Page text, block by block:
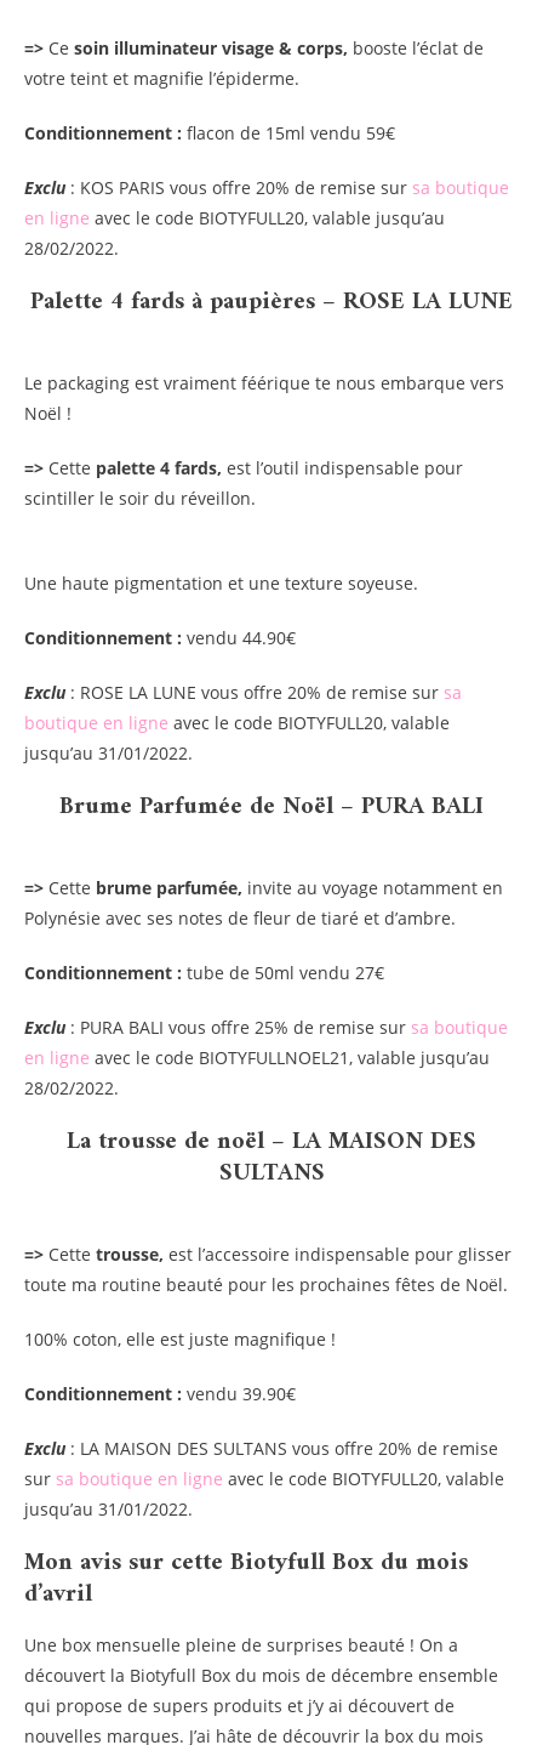
=> Ce soin illuminateur visage & corps, booste l’éclat de
votre teint et magnifie l’épiderme.
Conditionnement : flacon de 15ml vendu 59€
Exclu : KOS PARIS vous offre 20% de remise sur sa boutique
en ligne avec le code BIOTYFULL20, valable jusqu’au
28/02/2022.
Palette 4 fards à paupières – ROSE LA LUNE
Le packaging est vraiment féérique te nous embarque vers
Noël !
=> Cette palette 4 fards, est l’outil indispensable pour
scintiller le soir du réveillon.
Une haute pigmentation et une texture soyeuse.
Conditionnement : vendu 44.90€
Exclu : ROSE LA LUNE vous offre 20% de remise sur sa
boutique en ligne avec le code BIOTYFULL20, valable
jusqu’au 31/01/2022.
Brume Parfumée de Noël – PURA BALI
=> Cette brume parfumée, invite au voyage notamment en
Polynésie avec ses notes de fleur de tiaré et d’ambre.
Conditionnement : tube de 50ml vendu 27€
Exclu : PURA BALI vous offre 25% de remise sur sa boutique
en ligne avec le code BIOTYFULLNOEL21, valable jusqu’au
28/02/2022.
La trousse de noël – LA MAISON DES
SULTANS
=> Cette trousse, est l’accessoire indispensable pour glisser
toute ma routine beauté pour les prochaines fêtes de Noël.
100% coton, elle est juste magnifique !
Conditionnement : vendu 39.90€
Exclu : LA MAISON DES SULTANS vous offre 20% de remise
sur sa boutique en ligne avec le code BIOTYFULL20, valable
jusqu’au 31/01/2022.
Mon avis sur cette Biotyfull Box du mois
d’avril
Une box mensuelle pleine de surprises beauté ! On a
découvert la Biotyfull Box du mois de décembre ensemble
qui propose de supers produits et j’y ai découvert de
nouvelles marques. J’ai hâte de découvrir la box du mois